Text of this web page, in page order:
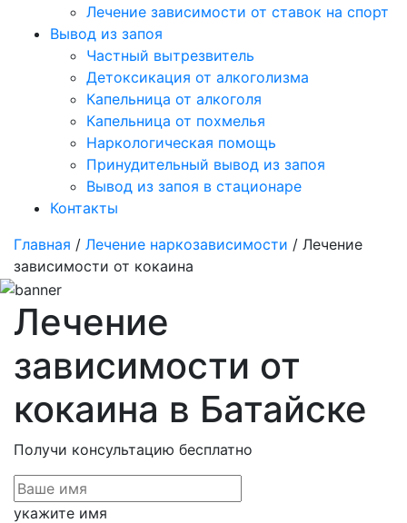
Лечение зависимости от ставок на спорт
Вывод из запоя
Частный вытрезвитель
Детоксикация от алкоголизма
Капельница от алкоголя
Капельница от похмелья
Наркологическая помощь
Принудительный вывод из запоя
Вывод из запоя в стационаре
Контакты
Главная / Лечение наркозависимости / Лечение
зависимости от кокаина
Лечение
зависимости от
кокаина в Батайске
Получи консультацию бесплатно
укажите имя